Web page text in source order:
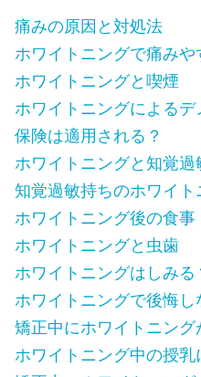
痛みの原因と対処法
ホワイトニングで痛みや
ホワイトニングと喫煙
ホワイトニングによるデ
保険は適用される？
ホワイトニングと知覚過
知覚過敏持ちのホワイト
ホワイトニング後の食事
ホワイトニングと虫歯
ホワイトニングはしみる
ホワイトニングで後悔し
矯正中にホワイトニング
ホワイトニング中の授乳